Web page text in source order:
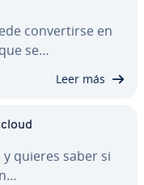
co­n­ve­r­ti­r­se en
se…
Leer más
quieres saber si